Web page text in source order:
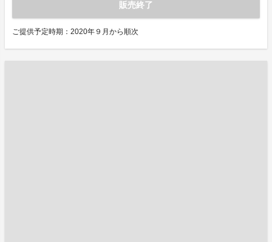
販売終了
ご提供予定時期：2020年９月から順次